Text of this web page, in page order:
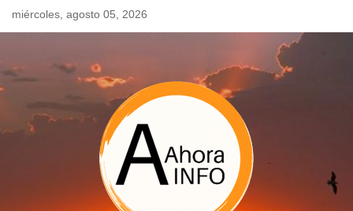
Skipmiércoles, agosto 05, 2026